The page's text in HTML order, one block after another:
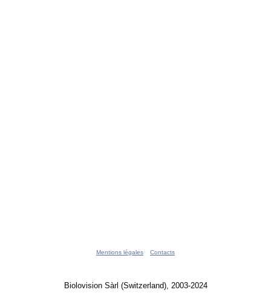
Mentions légales Contacts
Biolovision Sàrl (Switzerland), 2003-2024